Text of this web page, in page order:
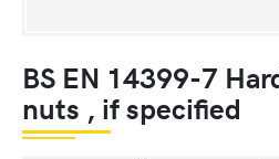
BS EN 14399-7
nuts , if specified